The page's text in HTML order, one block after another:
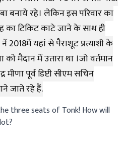
बनाये रहे। लेकिन इस परिवार का
का टिकिट काटे जाने के साथ ही
2018में यहां से पैराशूट प्रत्याशी के
मैदान में उतारा था ।जो वर्तमान
पूर्व डिप्टी सीएम सचिन
जाते रहे हैं.
three seats of Tonk! How will